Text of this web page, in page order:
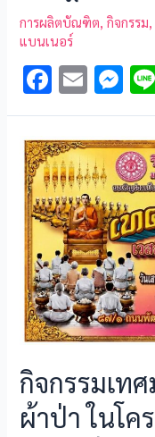
การผลิตบัณฑิต ,กิจกรรม
แบนเนอร์
F
ac
e
b
o
o
k
E
m
ai
l
M
es
se
n
g
er
กิจกรรมเท
ผ้าป่า ในโค